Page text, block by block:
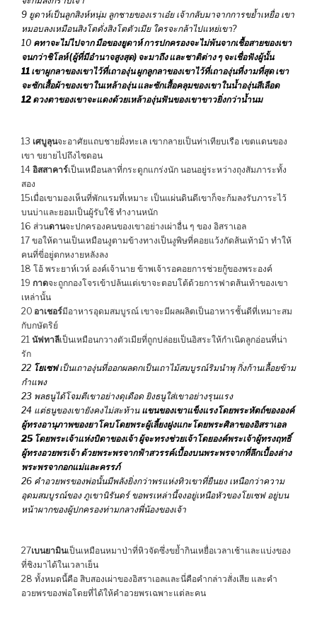
9 ยูดาห์เป็นลูกสิงห์หนุ่ม ลูกชายของเราเอ๋ย เจ้ากลับมาจากการขย้ำเหยื่อ เขา
หมอบลงเหมือนสิงโตดั่งสิงโตตัวเมีย ใครจะกล้าไปแหย่เขา?
10 คทาจะไม่ไปจาก มือของยูดาห์ การปกครองจะไม่พ้นจากเชื้อสายของเขา
จนกว่าชิโลห์ (ผู้ที่มีอำนาจสูงสุด) จะมาถึง และชาติต่าง ๆ จะเชื่อฟังผู้นั้น
11 เขาผูกลาของเขาไว้ที่เถาองุ่น ผูกลูกลาของเขาไว้ที่เถาองุ่นที่งามที่สุด เขา
จะซักเสื้อผ้าของเขาในเหล้าองุ่น และซักเสื้อคลุมของเขาในน้ำองุ่นสีเลือด
12 ดวงตาของเขาจะแดงด้วยเหล้าองุ่นฟันของเขาขาวยิ่งกว่าน้ำนม
13 เศบูลุนจะอาศัยแถบชายฝั่งทะเล เขากลายเป็นท่าเทียบเรือ เขตแดนของ
เขา ขยายไปถึงไซดอน
14 อิสสาคาร์เป็นเหมือนลาที่กระดูกแกร่งนัก นอนอยู่ระหว่างถุงสัมภาระทั้ง
สอง
15เมื่อเขามองเห็นที่พักแรมที่เหมาะ เป็นแผ่นดินดีเขาก็จะก้มลงรับภาระไว้
บนบ่าและยอมเป็นผู้รับใช้ ทำงานหนัก
16 ส่วนดานจะปกครองคนของเขาอย่างเผ่าอื่น ๆ ของ อิสราเอล
17 ขอให้ดานเป็นเหมือนงูตามข้างทางเป็นงูพิษที่คอยแว้งกัดส้นเท้าม้า ทำให้
คนที่ขี่อยู่ตกหงายหลังลง
18 โอ้ พระยาห์เวห์ องค์เจ้านาย ข้าพเจ้ารอคอยการช่วยกู้ของพระองค์
19 กาดจะถูกกองโจรเข้าปล้นแต่เขาจะตอบโต้ด้วยการฟาดส้นเท้าของเขา
เหล่านั้น
20 อาเชอร์มีอาหารอุดมสมบูรณ์ เขาจะมีผลผลิตเป็นอาหารชั้นดีที่เหมาะสม
กับกษัตริย์
21 นัฟทาลีเป็นเหมือนกวางตัวเมียที่ถูกปล่อยเป็นอิสระให้กำเนิดลูกอ่อนที่น่า
รัก
22 โยเซฟเป็นเถาองุ่นที่ออกผลดกเป็นเถาไม้สมบูรณ์ริมนำพุ กิ่งก้านเลื้อยข้าม
กำแพง
23 พลธนูได้โจมตีเขาอย่างดุเดือด ยิงธนูใส่เขาอย่างรุนแรง
24 แต่ธนูของเขายังคงไม่สะท้าน แขนของเขาแข็งแรงโดยพระหัตถ์ขององค์
ผู้ทรงอานุภาพของยาโคบโดยพระผู้เลี้ยงฝูงแกะโดยพระศิลาของอิสราเอล
25 โดยพระเจ้าแห่งบิดาของเจ้า ผู้จะทรงช่วยเจ้าโดยองค์พระเจ้าผู้ทรงฤทธิ์
ผู้ทรงอวยพรเจ้า ด้วยพระพรจากฟ้าสวรรค์เบื้องบนพระพรจากที่ลึกเบื้องล่าง
พระพรจากอกแม่และครรภ์
26 คำอวยพรของพ่อนั้นมีพลังยิ่งกว่าพรแห่งทิวเขาที่ยืนยง เหนือกว่าความ
อุดมสมบูรณ์ของ ภูเขานิรันดร์ ขอพรเหล่านี้จงอยู่เหนือหัวของโยเซฟ อยู่บน
หน้าผากของผู้ปกครองท่ามกลางพี่น้องของเจ้า
27เบนยามินเป็นเหมือนหมาป่าที่หิวจัดซึ่งขย้ำกินเหยื่อเวลาเช้าและแบ่งของ
ที่ชิงมาได้ในเวลาเย็น
28 ทั้งหมดนี้คือ สิบสองเผ่าของอิสราเอลและนี่คือคำกล่าวสั่งเสีย และคำ
อวยพรของพ่อโดยที่ได้ให้คำอวยพรเฉพาะแต่ละคน